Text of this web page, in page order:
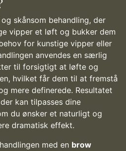
skånsom behandling, der
vipper et løft og bukker dem
for kunstige vipper eller
anvendes en særlig
til forsigtigt at løfte og
hvilket får dem til at fremstå
mere definerede. Resultatet
kan tilpasses dine
du ønsker et naturligt og
dramatisk effekt.
med en brow